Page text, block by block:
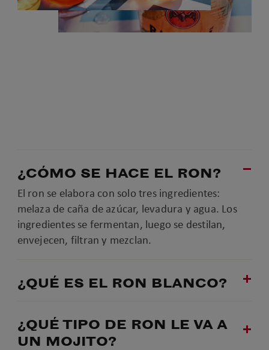
¿CÓMO SE HACE EL RON?
El ron se elabora con solo tres ingredientes:
melaza de caña de azúcar, levadura y agua. Los
ingredientes se fermentan, luego se destilan,
envejecen, filtran y mezclan.
¿QUÉ ES EL RON BLANCO?
¿QUÉ TIPO DE RON LE VA A
UN MOJITO?